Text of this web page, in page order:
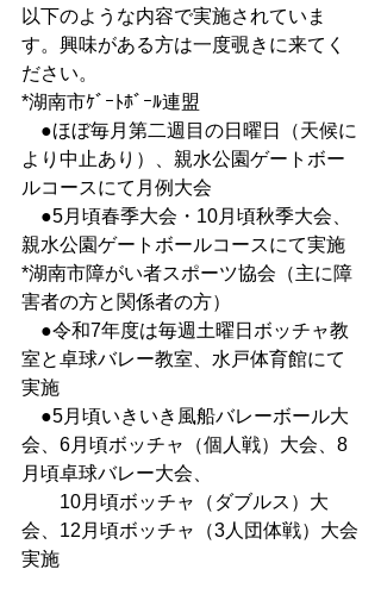
以下のような内容で実施されていま
す。興味がある方は一度覗きに来てく
ださい。
*湖南市ｹﾞｰﾄﾎﾞｰﾙ連盟
●ほぼ毎月第二週目の日曜日（天候に
より中止あり）、親水公園ゲートボー
ルコースにて月例大会
●5月頃春季大会・10月頃秋季大会、
親水公園ゲートボールコースにて実施
*湖南市障がい者スポーツ協会（主に障
害者の方と関係者の方）
●令和7年度は毎週土曜日ボッチャ教
室と卓球バレー教室、水戸体育館にて
実施
●5月頃いきいき風船バレーボール大
会、6月頃ボッチャ（個人戦）大会、8
月頃卓球バレー大会、
10月頃ボッチャ（ダブルス）大
会、12月頃ボッチャ（3人団体戦）大会
実施